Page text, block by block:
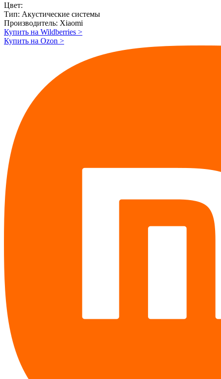
Цвет:
Тип: Акустические системы
Производитель: Xiaomi
Купить на Wildberries >
Купить на Ozon >